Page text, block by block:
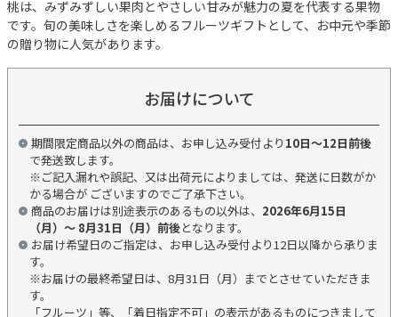
桃は、みずみずしい果肉とやさしい甘みが魅力の夏を代表する果物
です。旬の美味しさを楽しめるフルーツギフトとして、お中元や季節
の贈り物に人気があります。
お届けについて
期間限定商品以外の商品は、お申し込み受付より 10日～12日前後
で発送致します。
※ご記入漏れや誤記、又は出荷元によりましては、発送に日数がか
かる場合が ございますのでご了承下さい。
商品のお届けは別途表示のあるもの以外は、 2026年6月15日
（月）～ 8月31日（月）前後となります。
お届け希望日のご指定は、お申し込み受付より12日以降から承りま
す。
※お届けの最終希望日は、8月31日（月）までとさせていただきま
す。
「フルーツ」等、「着日指定不可」の表示があるものにつきまして